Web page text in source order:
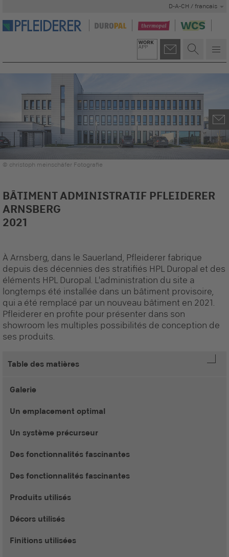
D-A-CH / francais
© christoph meinschäfer Fotografie
BÂTIMENT ADMINISTRATIF PFLEIDERER
ARNSBERG
2021
À Arnsberg, dans le Sauerland, Pfleiderer fabrique
depuis des décennies des stratifiés HPL Duropal et des
éléments HPL Duropal. L'administration du site a
longtemps été installée dans un bâtiment provisoire,
qui a été remplacé par un nouveau bâtiment en 2021.
Pfleiderer en profite pour présenter dans son
showroom les multiples possibilités de conception de
ses produits.
Table des matières
Galerie
Un emplacement optimal
Un système précurseur
Des fonctionnalités fascinantes
Des fonctionnalités fascinantes
Produits utilisés
Décors utilisés
Finitions utilisées